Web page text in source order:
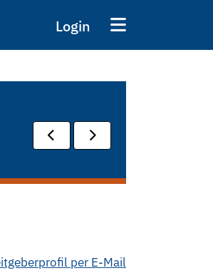
Login
per E-Mail